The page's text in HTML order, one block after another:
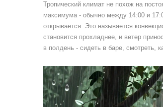
Тропический климат не похож на
максимума - обычно между 14:00 и
открывается. Это называется
становится прохладнее, и ветер
в полдень - сидеть в баре, смотреть,